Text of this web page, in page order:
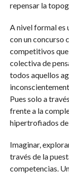
repensar la
A nivel formal es
con un concurso
competitivos que
colectiva de
todos aquellos
Pues solo a
frente a la
hipertrofiados
Imaginar,
través de la
competencias.